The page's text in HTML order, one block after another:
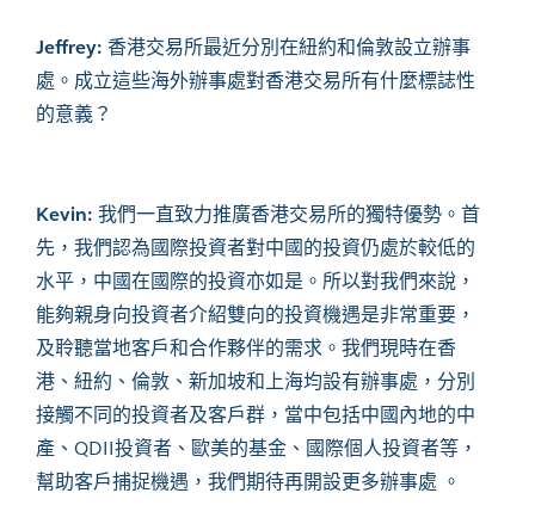
Jeffrey: 香港交易所最近分別在紐約和倫敦設立辦事
處。成立這些海外辦事處對香港交易所有什麼標誌性
的意義？
Kevin: 我們一直致力推廣香港交易所的獨特優勢。首
先，我們認為國際投資者對中國的投資仍處於較低的
水平，中國在國際的投資亦如是。所以對我們來說，
能夠親身向投資者介紹雙向的投資機遇是非常重要，
及聆聽當地客戶和合作夥伴的需求。我們現時在香
港、紐約、倫敦、新加坡和上海均設有辦事處，分別
接觸不同的投資者及客戶群，當中包括中國內地的中
產、QDII投資者、歐美的基金、國際個人投資者等，
幫助客戶捕捉機遇，我們期待再開設更多辦事處 。